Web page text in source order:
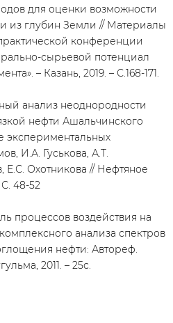
для оценки возможности
из глубин Земли // Материалы
конференции
сырьевой потенциал
– Казань, 2019. – С.168-171.
анализ неоднородности
нефти Ашальчинского
экспериментальных
И.А. Гуськова, А.Т.
Е.С. Охотникова // Нефтяное
С. 48-52
процессов воздействия на
анализа спектров
нефти: Автореф.
2011. – 25с.